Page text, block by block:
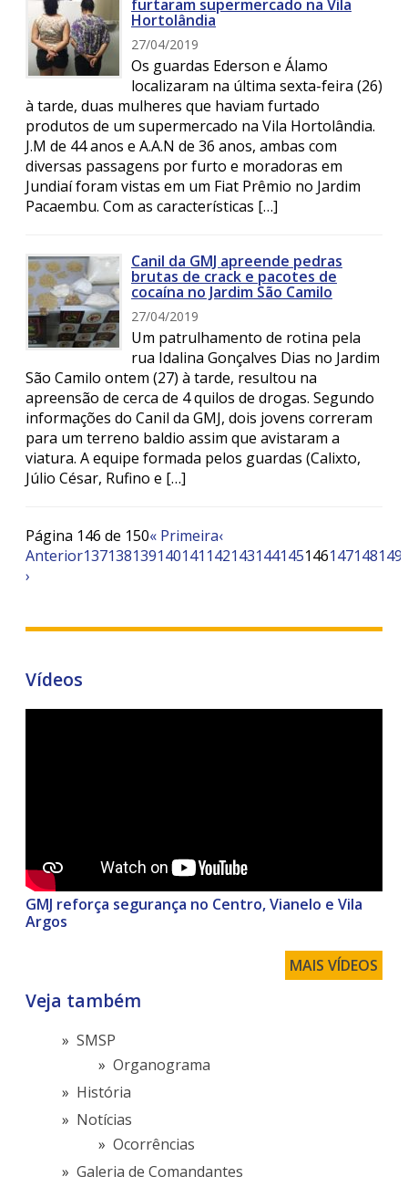
furtaram supermercado na Vila
Hortolândia
27/04/2019
Os guardas Ederson e Álamo
localizaram na última sexta-feira (26)
à tarde, duas mulheres que haviam furtado
produtos de um supermercado na Vila Hortolândia.
J.M de 44 anos e A.A.N de 36 anos, ambas com
diversas passagens por furto e moradoras em
Jundiaí foram vistas em um Fiat Prêmio no Jardim
Pacaembu. Com as características […]
Canil da GMJ apreende pedras
brutas de crack e pacotes de
cocaína no Jardim São Camilo
27/04/2019
Um patrulhamento de rotina pela
rua Idalina Gonçalves Dias no Jardim
São Camilo ontem (27) à tarde, resultou na
apreensão de cerca de 4 quilos de drogas. Segundo
informações do Canil da GMJ, dois jovens correram
para um terreno baldio assim que avistaram a
viatura. A equipe formada pelos guardas (Calixto,
Júlio César, Rufino e […]
Página 146 de 150« Primeira‹
Anterior137138139140141 142143144145146147148149
›
Vídeos
GMJ reforça segurança no Centro, Vianelo e Vila
Argos
MAIS VÍDEOS
Veja também
SMSP
Organograma
História
Notícias
Ocorrências
Galeria de Comandantes